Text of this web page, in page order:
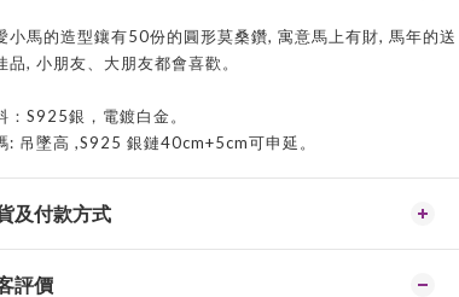
小馬的造型鑲有50份的圓形莫桑鑽, 寓意馬上有財, 馬年的送
品, 小朋友、大朋友都會喜歡。
：S925銀，電鍍白金。
: 吊墜高 ,S925 銀鏈40cm+5cm可申延。
及付款方式
評價